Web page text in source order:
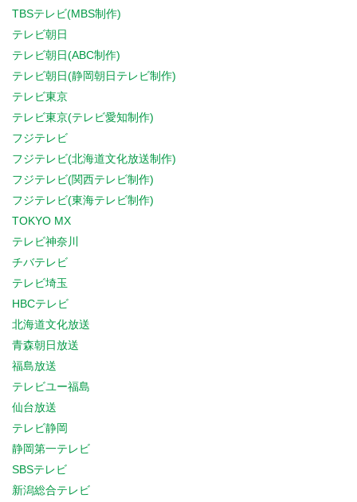
TBSテレビ(MBS制作)
テレビ朝日
テレビ朝日(ABC制作)
テレビ朝日(静岡朝日テレビ制作)
テレビ東京
テレビ東京(テレビ愛知制作)
フジテレビ
フジテレビ(北海道文化放送制作)
フジテレビ(関西テレビ制作)
フジテレビ(東海テレビ制作)
TOKYO MX
テレビ神奈川
チバテレビ
テレビ埼玉
HBCテレビ
北海道文化放送
青森朝日放送
福島放送
テレビユー福島
仙台放送
テレビ静岡
静岡第一テレビ
SBSテレビ
新潟総合テレビ